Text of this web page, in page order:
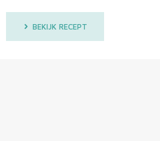
BEKIJK RECEPT